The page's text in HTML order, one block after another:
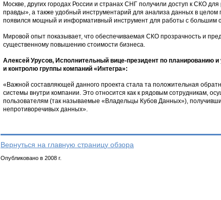
Москве, других городах России и странах СНГ получили доступ к СКО
правды», а также удобный инструментарий для анализа данных в целом
появился мощный и информативный инструмент для работы с большим
Мировой опыт показывает, что обеспечиваемая СКО прозрачность и
существенному повышению стоимости бизнеса.
Алексей Урусов, Исполнительный вице-президент по
и контролю группы компаний «Интегра»:
«Важной составляющей данного проекта стала та положительная
системы внутри компании. Это относится как к рядовым сотрудникам,
пользователям (так называемые «Владельцы Кубов Данных»),
непротиворечивых данных».
Вернуться на главную страницу обзора
Опубликовано в 2008 г.